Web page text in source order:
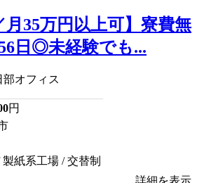
月35万円以上可】寮費無
日◎未経験でも...
オフィス
円
紙系工場 / 交替制